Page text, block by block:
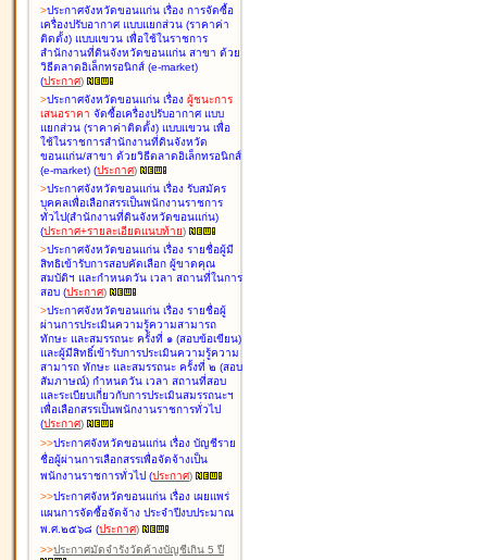
>ประกาศจังหวัดขอนแก่น เรื่อง การจัดซื้อ
เครื่องปรับอากาศ แบบแยกส่วน (ราคาค่า
ติดตั้ง) แบบแขวน เพื่อใช้ในราชการ
สำนักงานที่ดินจังหวัดขอนแก่น สาขา ด้วย
วิธีตลาดอิเล็กทรอนิกส์ (e-market)
(ประกาศ)
>ประกาศจังหวัดขอนแก่น เรื่อง ผู้ชนะการ
เสนอราคา จัดซื้อเครื่องปรับอากาศ แบบ
แยกส่วน (ราคาค่าติดตั้ง) แบบแขวน เพื่อ
ใช้ในราชการสำนักงานที่ดินจังหวัด
ขอนแก่น/สาขา ด้วยวิธีตลาดอิเล็กทรอนิกส์
(e-market) (ประกาศ)
>ประกาศจังหวัดขอนแก่น เรื่อง รับสมัคร
บุคคลเพื่อเลือกสรรเป็นพนักงานราชการ
ทั่วไป(สำนักงานที่ดินจังหวัดขอนแก่น)
(ประกาศ+รายละเอียดแนบท้าย)
>ประกาศจังหวัดขอนแก่น เรื่อง รายชื่อผู้มี
สิทธิเข้ารับการสอบคัดเลือก ผู้ขาดคุณ
สมบัติฯ และกำหนดวัน เวลา สถานที่ในการ
สอบ (ประกาศ)
>ประกาศจังหวัดขอนแก่น เรื่อง รายชื่อผู้
ผ่านการประเมินความรู้ความสามารถ
ทักษะ และสมรรถนะ ครั้งที่ ๑ (สอบข้อเขียน)
และผู้มีสิทธิ์เข้ารับการประเมินความรู้ความ
สามารถ ทักษะ และสมรรถนะ ครั้งที่ ๒ (สอบ
สัมภาษณ์) กำหนดวัน เวลา สถานที่สอบ
และระเบียบเกี่ยวกับการประเมินสมรรถนะฯ
เพื่อเลือกสรรเป็นพนักงานราชการทั่วไป
(ประกาศ)
>>ประกาศจังหวัดขอนแก่น เรื่อง บัญชีราย
ชื่อผู้ผ่านการเลือกสรรเพื่อจัดจ้างเป็น
พนักงานราชการทั่วไป (ประกาศ)
>>ประกาศจังหวัดขอนแก่น เรื่อง เผยแพร่
แผนการจัดซื้อจัดจ้าง ประจำปีงบประมาณ
พ.ศ.๒๕๖๘ (ประกาศ)
>>ประกาศมัดจำรังวัดค้างบัญชีเกิน 5 ปี